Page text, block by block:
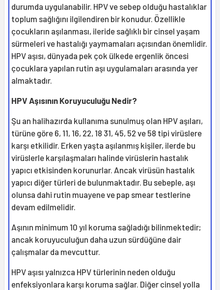
durumda uygulanabilir. HPV ve sebep olduğu hastalıklar
toplum sağlığını ilgilendiren bir konudur. Özellikle
çocukların aşılanması, ileride sağlıklı bir cinsel yaşam
sürmeleri ve hastalığı yaymamaları açısından önemlidir.
HPV aşısı, dünyada pek çok ülkede ergenlik öncesi
çocuklara yapılan rutin aşı uygulamaları arasında yer
almaktadır.
HPV Aşısının Koruyuculuğu Nedir?
Şu an halihazırda kullanıma sunulmuş olan HPV aşıları,
türüne göre 6, 11, 16, 22, 18 31, 45, 52 ve 58 tipi virüslere
karşı etkilidir. Erken yaşta aşılanmış kişiler, ilerde bu
virüslerle karşılaşmaları halinde virüslerin hastalık
yapıcı etkisinden korunurlar. Ancak virüsün hastalık
yapıcı diğer türleri de bulunmaktadır. Bu sebeple, aşı
olunsa dahi rutin muayene ve pap smear testlerine
devam edilmelidir.
Aşının minimum 10 yıl koruma sağladığı bilinmektedir;
ancak koruyuculuğun daha uzun sürdüğüne dair
çalışmalar da mevcuttur.
HPV aşısı yalnızca HPV türlerinin neden olduğu
enfeksiyonlara karşı koruma sağlar. Diğer cinsel yolla